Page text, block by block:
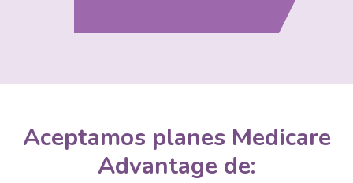
Aceptamos planes Medicare
Advantage de: